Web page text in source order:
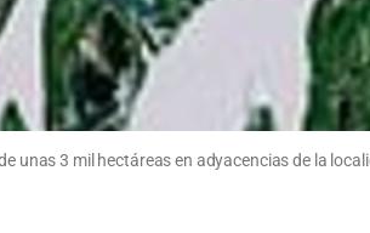
unas 3 mil hectáreas en adyacencias de la